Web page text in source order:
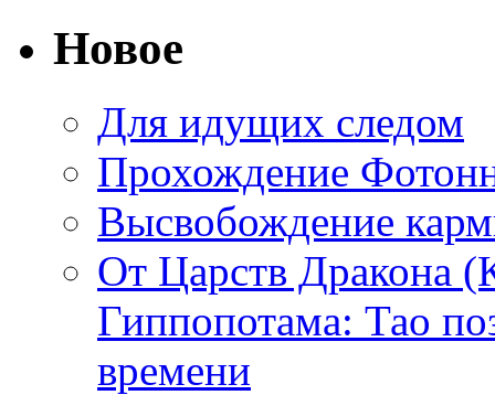
Новое
Для идущих следом
Прохождение
Высвобождение
От Царств Дракона
Гиппопотама: Тао
времени